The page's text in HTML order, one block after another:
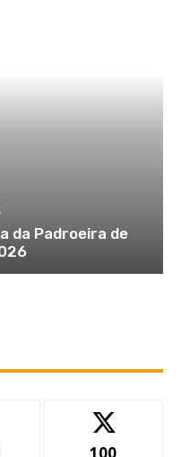
da Padroeira de